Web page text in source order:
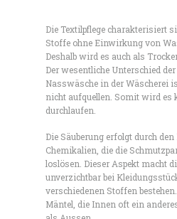
Die Textilpflege charakterisiert
Stoffe ohne Einwirkung von
Deshalb wird es auch als
Der wesentliche Unterschied
Nasswäsche in der Wäscherei
nicht aufquellen. Somit wird es
durchlaufen.
Die Säuberung erfolgt durch
Chemikalien, die die
loslösen. Dieser Aspekt macht
unverzichtbar bei
verschiedenen Stoffen
Mäntel, die Innen oft ein